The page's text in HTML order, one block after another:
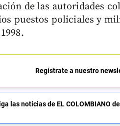
de las autoridades
puestos policiales y
Regístrate a nuestro
las noticias de EL COLOMBIANO